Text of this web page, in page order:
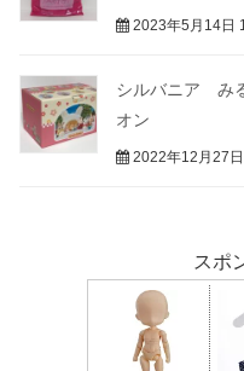
2023年5月14日
シルバニア み
オン
2022年12月27
スポ